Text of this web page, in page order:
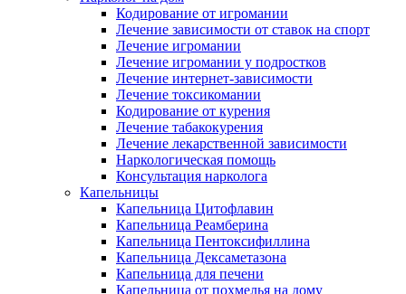
Кодирование от игромании
Лечение зависимости от ставок на спорт
Лечение игромании
Лечение игромании у подростков
Лечение интернет-зависимости
Лечение токсикомании
Кодирование от курения
Лечение табакокурения
Лечение лекарственной зависимости
Наркологическая помощь
Консультация нарколога
Капельницы
Капельница Цитофлавин
Капельница Реамберина
Капельница Пентоксифиллина
Капельница Дексаметазона
Капельница для печени
Капельница от похмелья на дому